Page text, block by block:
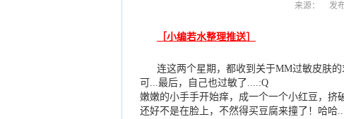
来源： 发
［小编若水整理推送］
连这两个星期，都收到关于MM过敏皮肤
可...最后，自己也过敏了....:Q
嫩嫩的小手手开始痒，成一个一个小红豆，挤
还好不是在脸上，不然得买豆腐来撞了！哈哈